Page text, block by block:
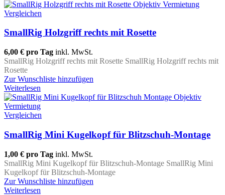
Vergleichen
SmallRig Holzgriff rechts mit Rosette
6,00 € pro Tag inkl. MwSt.
SmallRig Holzgriff rechts mit Rosette SmallRig Holzgriff rechts mit
Rosette
Zur Wunschliste hinzufügen
Weiterlesen
Vergleichen
SmallRig Mini Kugelkopf für Blitzschuh-Montage
1,00 € pro Tag inkl. MwSt.
SmallRig Mini Kugelkopf für Blitzschuh-Montage SmallRig Mini
Kugelkopf für Blitzschuh-Montage
Zur Wunschliste hinzufügen
Weiterlesen